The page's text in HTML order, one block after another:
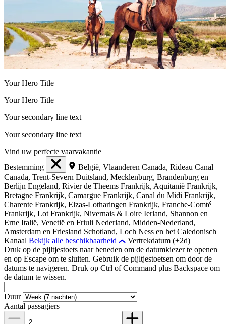
Your Hero Title
Your Hero Title
Your secondary line text
Your secondary line text
Vind uw perfecte vaarvakantie
Bestemming
België, Vlaanderen Canada, Rideau Canal
Canada, Trent-Severn Duitsland, Mecklenburg, Brandenburg en
Berlijn Engeland, Rivier de Theems Frankrijk, Aquitanië Frankrijk,
Bretagne Frankrijk, Camargue Frankrijk, Canal du Midi Frankrijk,
Charente Frankrijk, Elzas-Lotharingen Frankrijk, Franche-Comté
Frankrijk, Lot Frankrijk, Nivernais & Loire Ierland, Shannon en
Erne Italië, Venetië en Friuli Nederland, Midden-Nederland,
Amsterdam en Friesland Schotland, Loch Ness en het Caledonisch
Kanaal Bekijk alle beschikbaarheid
Vertrekdatum (±2d)
Druk op de pijltjestoets naar beneden om de datumkiezer te openen
en op Escape om te sluiten. Gebruik de pijltjestoetsen om door de
datums te navigeren. Druk op Ctrl of Command plus Backspace om
de datum te wissen.
Duur
Aantal passagiers